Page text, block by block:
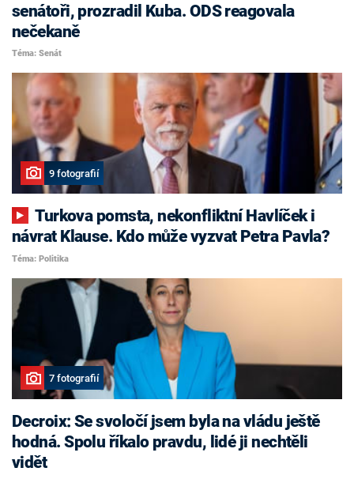
senátoři, prozradil Kuba. ODS reagovala
nečekaně
Téma: Senát
9 fotografií
Turkova pomsta, nekonfliktní Havlíček i
návrat Klause. Kdo může vyzvat Petra Pavla?
Téma: Politika
7 fotografií
Decroix: Se svoločí jsem byla na vládu ještě
hodná. Spolu říkalo pravdu, lidé ji nechtěli
vidět